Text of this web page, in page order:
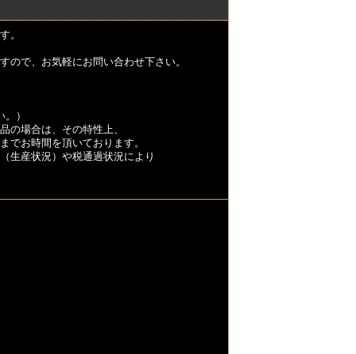
。
ので、お気軽にお問い合わせ下さい。
）
の場合は、その特性上、
でお時間を頂いております。
生産状況）や税通過状況により